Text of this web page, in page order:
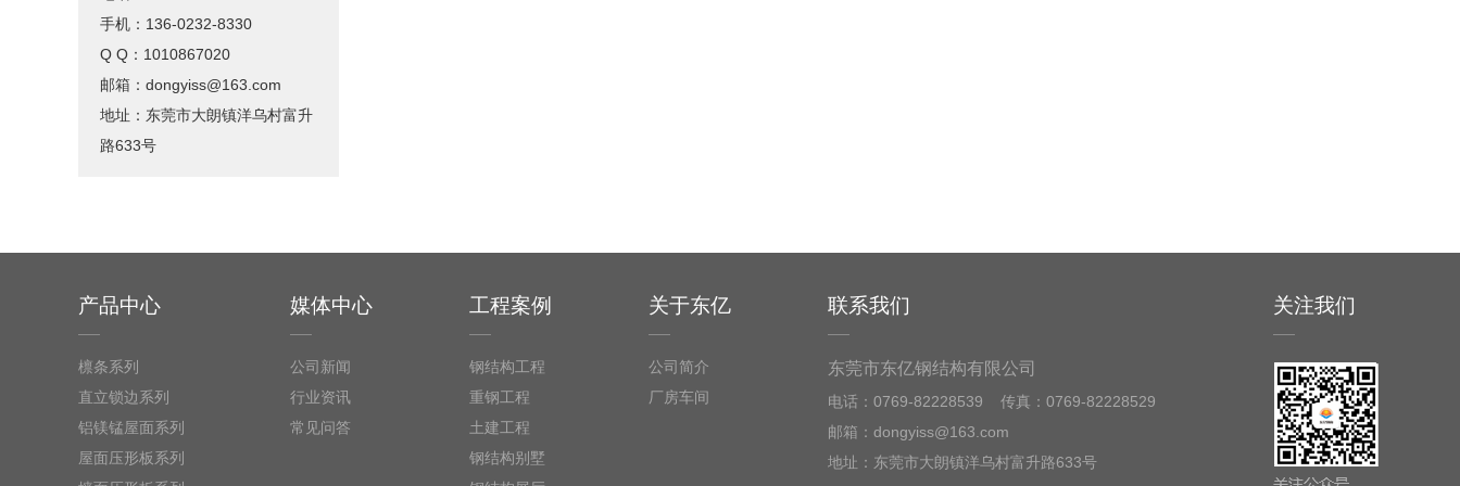
手机：136-0232-8330
Q Q：1010867020
邮箱：dongyiss@163.com
地址：东莞市大朗镇洋乌村富升
路633号
产品中心
檩条系列
直立锁边系列
铝镁锰屋面系列
屋面压形板系列
媒体中心
公司新闻
行业资讯
常见问答
工程案例
钢结构工程
重钢工程
土建工程
钢结构别墅
关于东亿
公司简介
厂房车间
联系我们
东莞市东亿钢结构有限公司
电话：0769-82228539 传真：0769-82228529
邮箱：dongyiss@163.com
地址：东莞市大朗镇洋乌村富升路633号
关注我们